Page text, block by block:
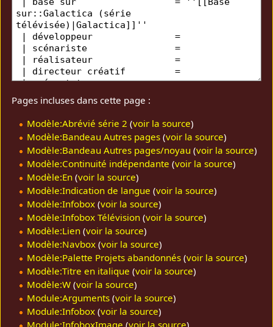
Pages incluses dans cette page :
Modèle:Abrévié série 2 (voir la source)
Modèle:Bandeau Autres pages(voir la source)
Modèle:Bandeau Autres pages/noyau (voir la source)
Modèle:Continuité indépendante (voir la source)
Modèle:En(voir la source)
Modèle:Indication de langue (voir la source)
Modèle:Infobox(voir la source)
Modèle:Infobox Télévision(voir la source)
Modèle:Lien(voir la source)
Modèle:Navbox(voir la source)
Modèle:Palette Projets abandonnés(voir la source)
Modèle:Titre en italique (voir la source)
Modèle:W(voir la source)
Module:Arguments(voir la source)
Module:Infobox(voir la source)
Module:InfoboxImage (voir la source)